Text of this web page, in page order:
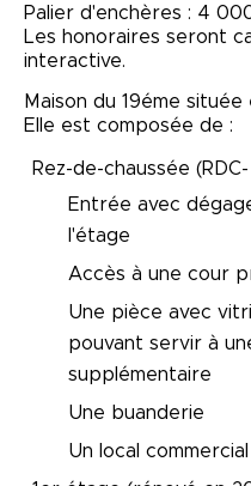
Palier d'enchères : 4
Les honoraires seront
interactive.
Maison du 19éme
Elle est composée de :
Rez-de-chaussée
Entrée avec
l'étage
Accès à une cour
Une pièce avec
pouvant servir à
supplémentaire
Une buanderie
Un local